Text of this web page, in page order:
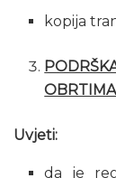
kopija
OBRTIMA
Uvjeti:
da je